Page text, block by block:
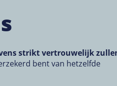
strikt vertrouwelijk
bent van hetzelfde